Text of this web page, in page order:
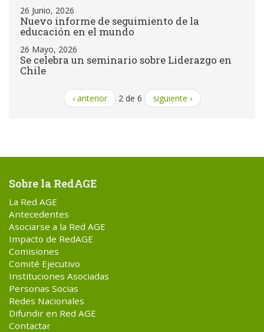
26 Junio, 2026
Nuevo informe de seguimiento de la
educación en el mundo
26 Mayo, 2026
Se celebra un seminario sobre Liderazgo en
Chile
‹ anterior 2 de 6 siguiente ›
Sobre la RedAGE
La Red AGE
Antecedentes
Asociarse a la Red AGE
Impacto de RedAGE
Comisiones
Comité Ejecutivo
Instituciones Asociadas
Personas Socias
Redes Nacionales
Difundir en Red AGE
Contactar